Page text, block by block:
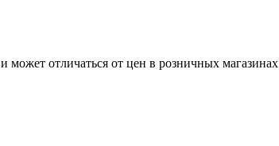
может отличаться от цен в розничных магазинах